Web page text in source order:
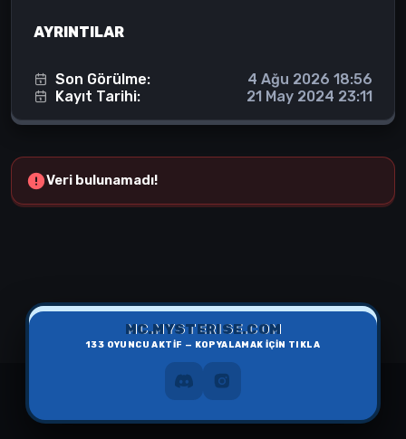
AYRINTILAR
Son Görülme:
4 Ağu 2026 18:56
Kayıt Tarihi:
21 May 2024 23:11
Veri bulunamadı!
MC.MYSTERISE.COM
133 OYUNCU AKTİF — KOPYALAMAK İÇİN TIKLA